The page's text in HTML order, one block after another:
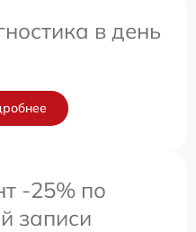
в день
-25% по
записи